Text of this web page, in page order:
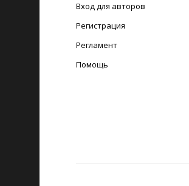
Вход для авторов
Регистрация
Регламент
Помощь